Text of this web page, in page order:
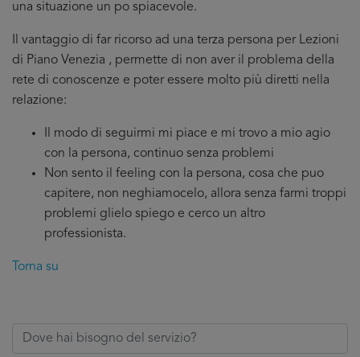
una situazione un po spiacevole.
Il vantaggio di far ricorso ad una terza persona per Lezioni
di Piano Venezia , permette di non aver il problema della
rete di conoscenze e poter essere molto più diretti nella
relazione:
Il modo di seguirmi mi piace e mi trovo a mio agio
con la persona, continuo senza problemi
Non sento il feeling con la persona, cosa che puo
capitere, non neghiamocelo, allora senza farmi troppi
problemi glielo spiego e cerco un altro
professionista.
Torna su